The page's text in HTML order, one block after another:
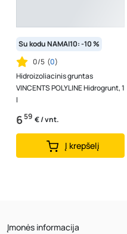
Su kodu NAMAI10: -10 %
0/5 (0)
Hidroizoliacinis gruntas
VINCENTS POLYLINE Hidrogrunt, 1
l
659 € / vnt.
Į krepšelį
Įmonės informacija